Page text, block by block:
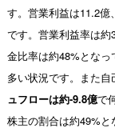
す。営業利益は11.2億
です。営業利益率は
金比率は約48%とな
多い状況です。また自
ュフローは約-9.8億で
株主の割合は約49%